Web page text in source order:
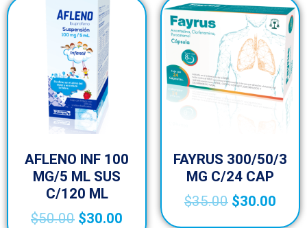
AFLENO INF 100
MG/5 ML SUS
C/120 ML
$50.00 $30.00
FAYRUS 300/50/3
MG C/24 CAP
$35.00 $30.00